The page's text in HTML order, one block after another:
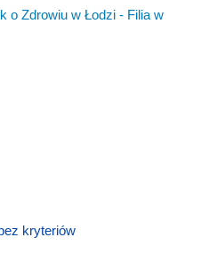
o Zdrowiu w Łodzi - Filia w
kryteriów